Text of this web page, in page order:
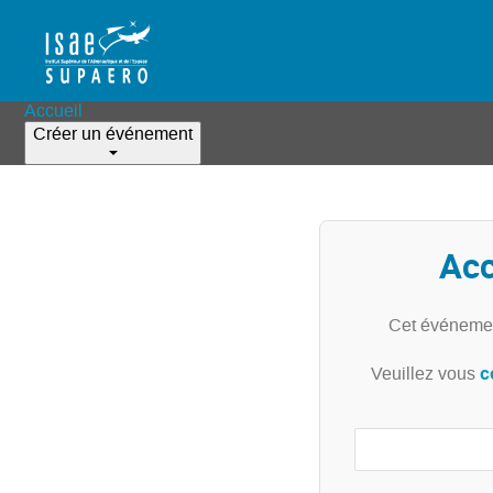
Accueil
Créer un événement
Cet
Veuillez vous